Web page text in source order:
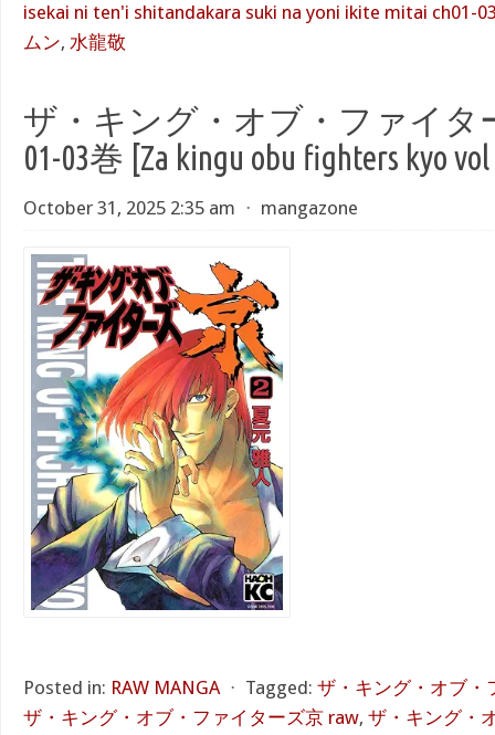
isekai ni ten'i shitandakara suki na yoni ikite mitai ch01-
ムン, 水龍敬
ザ・キング・オブ・ファイタ
01-03巻 [Za kingu obu fighters kyo
October 31, 2025 2:35 am ⋅ mangazone
Posted in: RAW MANGA ⋅ Tagged: ザ・キング・オブ・
ザ・キング・オブ・ファイターズ京 raw, ザ・キング・